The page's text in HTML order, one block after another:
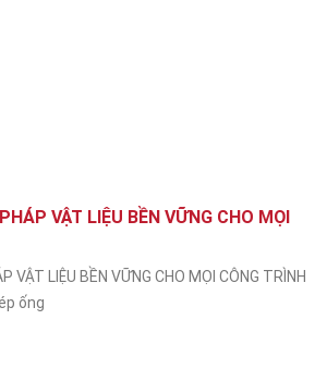
VẬT LIỆU BỀN VỮNG CHO MỌI
VẬT LIỆU BỀN VỮNG CHO MỌI CÔNG TRÌNH
ống